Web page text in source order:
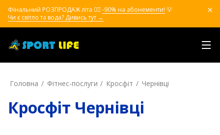
Фінальний РОЗПРОДАЖ літа ❤️‍🔥 -90% на абонементи! 💡
Чи є світло та вода? Дивись тут →
Головна Фітнес-послуги Кросфіт Чернівці
Кросфіт Чернівці